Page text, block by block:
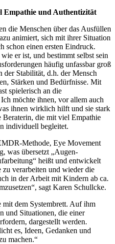
Empathie und Authentizität
die Menschen über das Ausfüllen
animiert, sich mit ihrer Situation
schon einen ersten Eindruck.
er ist, und bestimmt selbst sein
häufig unfassbar groß
der Stabilität, d.h. der Mensch
Stärken und Bedürfnisse. Mit
spielerisch an die
möchte ihnen, vor allem auch
ihnen wirklich hilft und sie stark
Beraterin, die mit viel Empathie
individuell begleitet.
Methode, Eye Movement
was übersetzt „Augen-
heißt und entwickelt
zu verarbeiten und wieder die
in der Arbeit mit Kindern ab ca.
sagt Karen Schullcke.
mit dem Systembrett. Auf ihm
und Situationen, die einer
dargestellt werden.
es, Ideen, Gedanken und
machen.“